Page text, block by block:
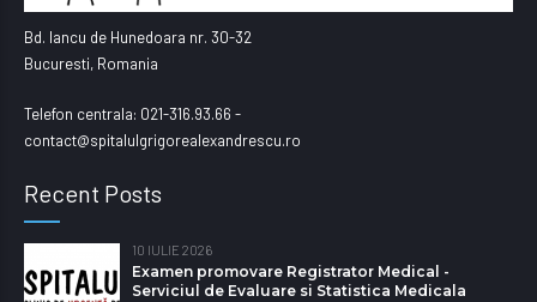
Bd. Iancu de Hunedoara nr. 30-32
Bucuresti, Romania
Telefon centrala: 021-316.93.66 -
contact@spitalulgrigorealexandrescu.ro
Recent Posts
10 IULIE 2026
Examen promovare Registrator Medical -
Serviciul de Evaluare si Statistica Medicala